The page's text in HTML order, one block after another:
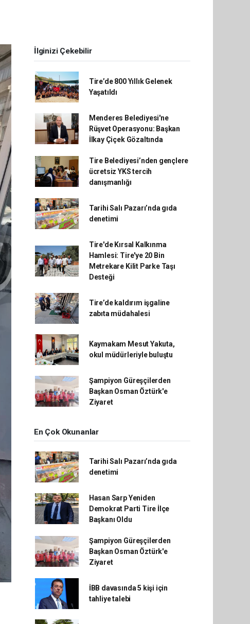
İlginizi Çekebilir
Tire’de 800 Yıllık Gelenek
Yaşatıldı
Menderes Belediyesi'ne
Rüşvet Operasyonu: Başkan
İlkay Çiçek Gözaltında
Tire Belediyesi’nden gençlere
ücretsiz YKS tercih
danışmanlığı
Tarihi Salı Pazarı’nda gıda
denetimi
Tire'de Kırsal Kalkınma
Hamlesi: Tire'ye 20 Bin
Metrekare Kilit Parke Taşı
Desteği
Tire’de kaldırım işgaline
zabıta müdahalesi
Kaymakam Mesut Yakuta,
okul müdürleriyle buluştu
Şampiyon Güreşçilerden
Başkan Osman Öztürk'e
Ziyaret
En Çok Okunanlar
Tarihi Salı Pazarı’nda gıda
denetimi
Hasan Sarp Yeniden
Demokrat Parti Tire İlçe
Başkanı Oldu
Şampiyon Güreşçilerden
Başkan Osman Öztürk'e
Ziyaret
İBB davasında 5 kişi için
tahliye talebi